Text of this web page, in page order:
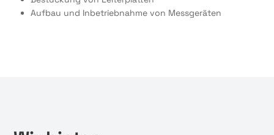
Aufbau und Inbetriebnahme von Messgeräten